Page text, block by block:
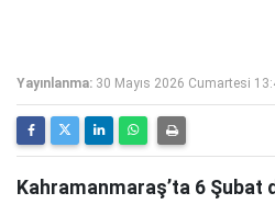
Yayınlanma: 30 Mayıs 2026 Cumartesi
Kahramanmaraş’ta 6